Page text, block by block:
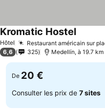
Hôtel Restaurant américain sur
Kromatic Hostel
6,6 325 Medellín, à 19.7
De 20 €
Consulter les prix de 7 sites